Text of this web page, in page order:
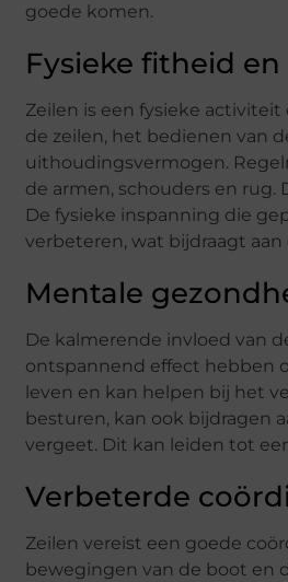
goede komen.
Fysieke fitheid
Zeilen is een fysieke
de zeilen, het bedienen van
uithoudingsvermogen.
de armen, schouders en rug.
De fysieke inspanning die
verbeteren, wat bijdraagt
Mentale
De kalmerende invloed van
ontspannend effect hebben
leven en kan helpen bij het
besturen, kan ook bijdragen
vergeet. Dit kan leiden tot
Verbeterde
Zeilen vereist een goede
bewegingen van de boot en